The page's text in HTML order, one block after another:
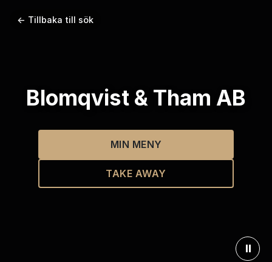
← Tillbaka till sök
Blomqvist & Tham AB
MIN MENY
TAKE AWAY
⏸